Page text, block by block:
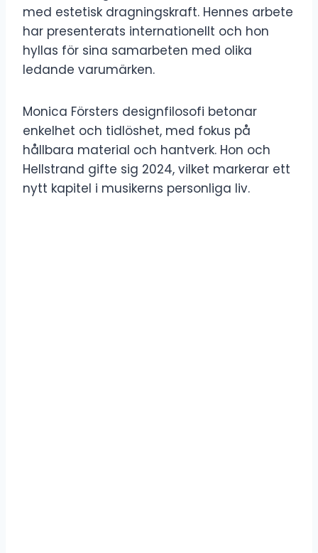
med estetisk dragningskraft. Hennes arbete
har presenterats internationellt och hon
hyllas för sina samarbeten med olika
ledande varumärken.
Monica Försters designfilosofi betonar
enkelhet och tidlöshet, med fokus på
hållbara material och hantverk. Hon och
Hellstrand gifte sig 2024, vilket markerar ett
nytt kapitel i musikerns personliga liv.